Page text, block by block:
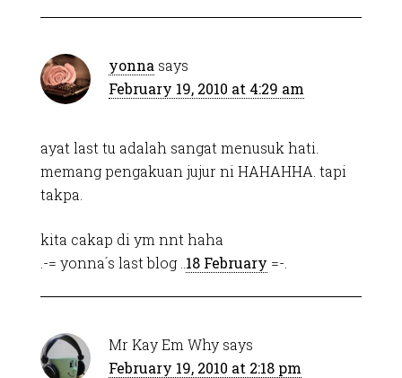
yonna says
February 19, 2010 at 4:29 am
ayat last tu adalah sangat menusuk hati.
memang pengakuan jujur ni HAHAHHA. tapi
takpa.
kita cakap di ym nnt haha
.-= yonna´s last blog .. 18 February =-.
Mr Kay Em Why says
February 19, 2010 at 2:18 pm